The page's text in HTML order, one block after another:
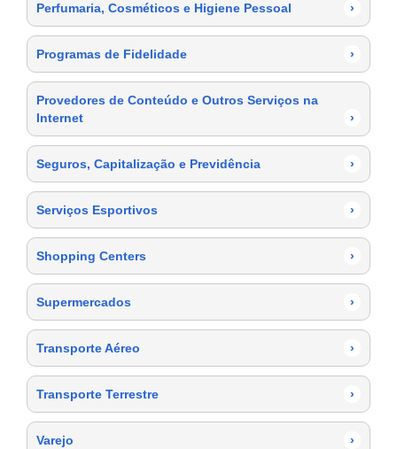
Perfumaria, Cosméticos e Higiene Pessoal ›
Programas de Fidelidade ›
Provedores de Conteúdo e Outros Serviços na
Internet
›
Seguros, Capitalização e Previdência ›
Serviços Esportivos ›
Shopping Centers ›
Supermercados ›
Transporte Aéreo ›
Transporte Terrestre ›
Varejo ›